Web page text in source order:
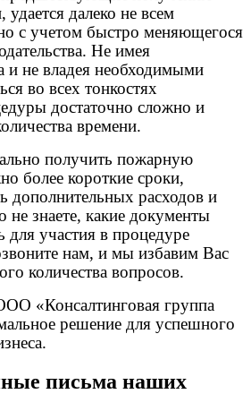
далеко не всем
с учетом быстро меняющегося
Не имея
и не владея необходимыми
во всех тонкостях
достаточно сложно и
времени.
получить пожарную
более короткие сроки,
дополнительных расходов и
знаете, какие документы
для участия в процедуре
нам, и мы избавим Вас
количества вопросов.
«Консалтинговая группа
решение для успешного
письма наших